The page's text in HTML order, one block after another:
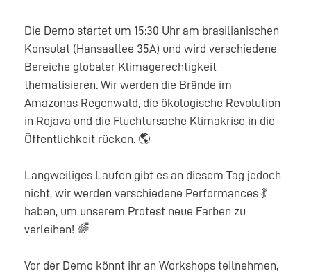
Die Demo startet um 15:30 Uhr am brasilianischen
Konsulat (Hansaallee 35A) und wird verschiedene
Bereiche globaler Klimagerechtigkeit
thematisieren. Wir werden die Brände im
Amazonas Regenwald, die ökologische Revolution
in Rojava und die Fluchtursache Klimakrise in die
Öffentlichkeit rücken. 🌎
Langweiliges Laufen gibt es an diesem Tag jedoch
nicht, wir werden verschiedene Performances 💃
haben, um unserem Protest neue Farben zu
verleihen! 🌈
Vor der Demo könnt ihr an Workshops teilnehmen,